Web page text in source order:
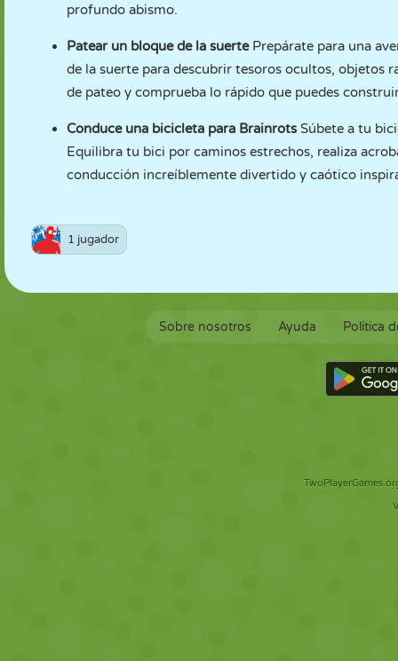
profundo abismo.
Patear un bloque de la suerte Prepárate para una
de la suerte para descubrir tesoros ocultos, objetos
de pateo y comprueba lo rápido que puedes
Conduce una bicicleta para Brainrots Súbete a tu
Equilibra tu bici por caminos estrechos, realiza
conducción increíblemente divertido y caótico
1 jugador
Sobre nosotros Ayuda Política